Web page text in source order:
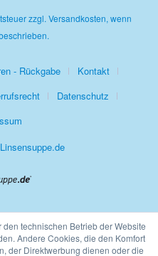
zzgl. Versandkosten, wenn
- Rückgabe
Kontakt
Datenschutz
technischen Betrieb der Website
Andere Cookies, die den Komfort
der Direktwerbung dienen oder die